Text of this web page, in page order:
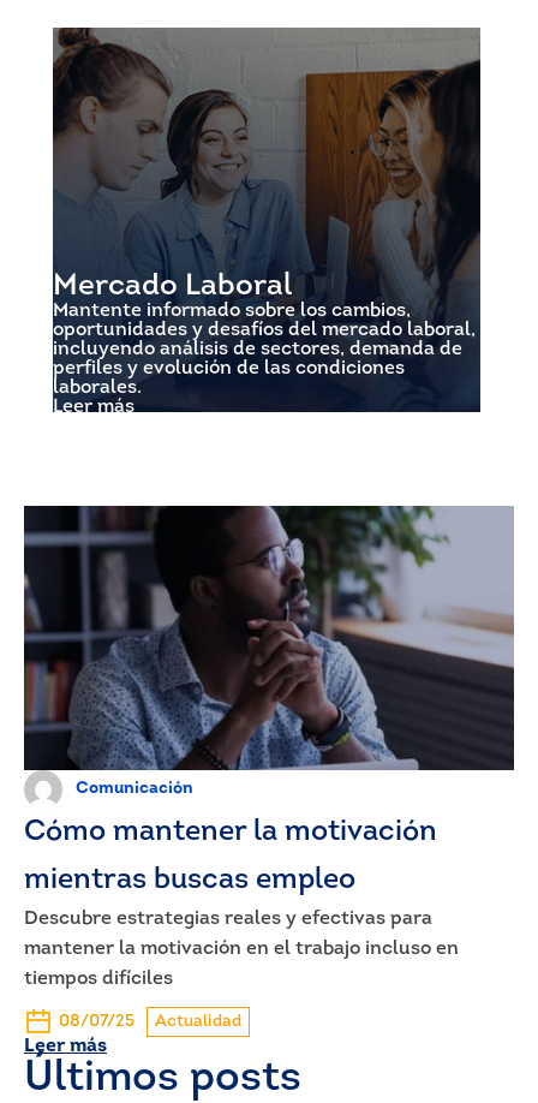
Comunicación
Cómo mantener la motivación
mientras buscas empleo
Descubre estrategias reales y efectivas para
mantener la motivación en el trabajo incluso en
tiempos difíciles
08/07/25 Actualidad
Leer más
Mercado Laboral
Mantente informado sobre los cambios,
oportunidades y desafíos del mercado laboral,
incluyendo análisis de sectores, demanda de
perfiles y evolución de las condiciones
laborales.
Leer más
Últimos posts